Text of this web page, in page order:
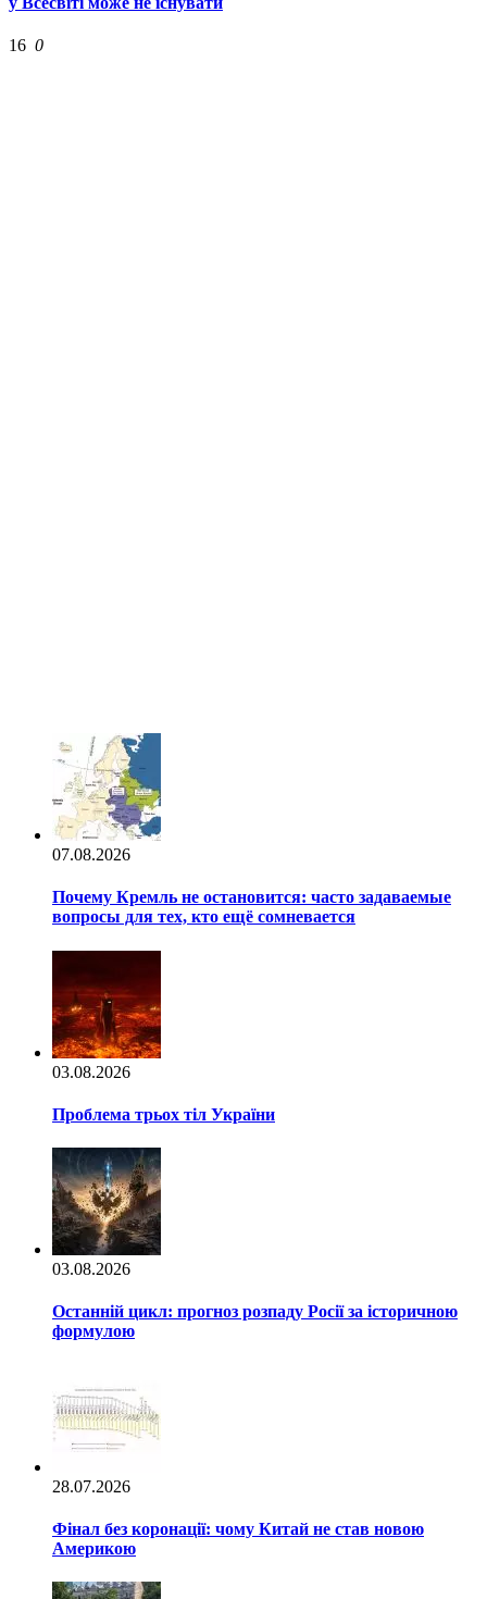
16 0
07.08.2026
Почему Кремль не остановится: часто задаваемые
вопросы для тех, кто ещё сомневается
03.08.2026
Проблема трьох тіл України
03.08.2026
Останній цикл: прогноз розпаду Росії за історичною
формулою
28.07.2026
Фінал без коронації: чому Китай не став новою
Америкою